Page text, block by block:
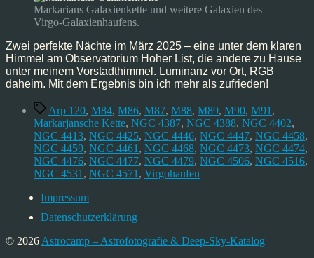
Mrz’25
Markarians Galaxienkette und weitere Galaxien des
Virgo-Galaxienhaufens.
Zwei perfekte Nächte im März 2025 – eine unter dem klaren
Himmel am Observatorium Hoher List, die andere zu Hause
unter meinem Vorstadthimmel. Luminanz vor Ort, RGB
daheim. Mit dem Ergebnis bin ich mehr als zufrieden!
Schlagwörter
Arp 120, M84, M86, M87, M88, M89, M90, M91 ,
Markarjansche Kette, NGC 4387, NGC 4388, NGC 4402,
NGC 4413, NGC 4425, NGC 4446, NGC 4447, NGC 4458,
NGC 4459, NGC 4461 , NGC 4468, NGC 4473, NGC 4474,
NGC 4476, NGC 4477, NGC 4479, NGC 4506, NGC 4516,
NGC 4531 , NGC 4571 , Virgohaufen
Impressum
Datenschutzerklärung
© 2026 Astrocamp – Astrofotografie & Deep-Sky-Katalog